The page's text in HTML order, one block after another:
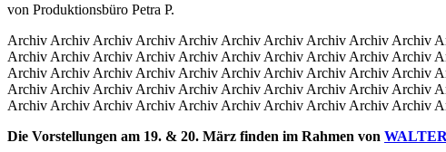
von Produktionsbüro Petra P.
Archiv Archiv Archiv Archiv Archiv Archiv Archiv Archiv Archiv Archiv
Archiv Archiv Archiv Archiv Archiv Archiv Archiv Archiv Archiv Archiv
Archiv Archiv Archiv Archiv Archiv Archiv Archiv Archiv Archiv Archiv
Archiv Archiv Archiv Archiv Archiv Archiv Archiv Archiv Archiv Archiv
Archiv Archiv Archiv Archiv Archiv Archiv Archiv Archiv Archiv Archiv
Die Vorstellungen am 19. & 20. März finden im Rahmen von